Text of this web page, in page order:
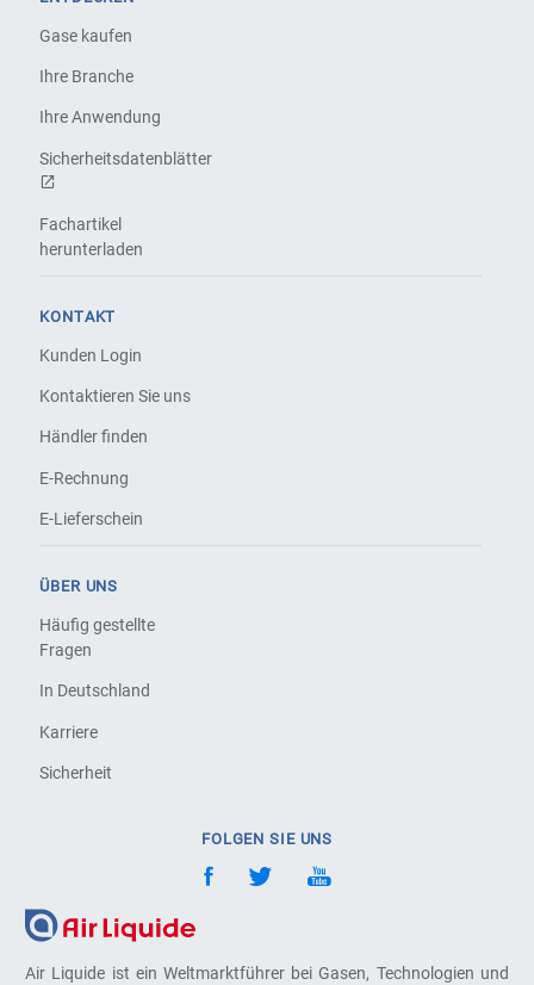
Air Liquide ist ein Weltmarktführer bei Gasen, Technologien und
Gase kaufen
Ihre Branche
Ihre Anwendung
Sicherheitsdatenblätter
Fachartikel
herunterladen
KONTAKT
Kunden Login
Kontaktieren Sie uns
Händler finden
E-Rechnung
E-Lieferschein
ÜBER UNS
Häufig gestellte
Fragen
In Deutschland
Karriere
Sicherheit
FOLGEN SIE UNS